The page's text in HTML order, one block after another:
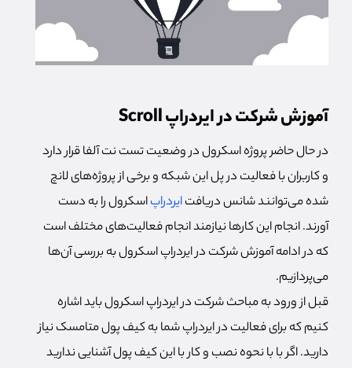
آموزش شرکت در ایردراپ Scroll
در حال حاضر پروژه اسکرول در وضعیت تست نت آلفا قرار دارد
و کاربران با فعالیت در پل این شبکه و برخی از پروژه‌های لانچ
شده می‌توانند شانس دریافتایردراپاسکرول را به دست
آورند. انجام این کارها نیازمند انجام فعالیت‌های مختلف است
که در ادامه آموزش شرکت در ایردراپ اسکرول به بررسی آن‌ها
می‌پردازیم.
قبل از ورود به مباحث شرکت در ایردراپ اسکرول باید اشاره
کنیم که برای فعالیت در ایردراپ شما به کیف پول متامسک نیاز
دارید. اگر با با نحوه نصب و کار با این کیف پول آشنایی ندارید